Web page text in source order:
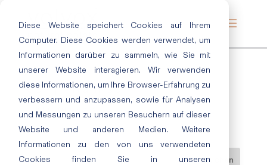
Diese Website speichert Cookies auf Ihrem
Computer. Diese Cookies werden verwendet, um
Informationen darüber zu sammeln, wie Sie mit
unserer Website interagieren. Wir verwenden
diese Informationen, um Ihre Browser-Erfahrung zu
verbessern und anzupassen, sowie für Analysen
und Messungen zu unseren Besuchern auf dieser
Website und anderen Medien. Weitere
Informationen zu den von uns verwendeten
Cookies finden Sie in unseren
081 | Tiramisu
Juli 19, 2019